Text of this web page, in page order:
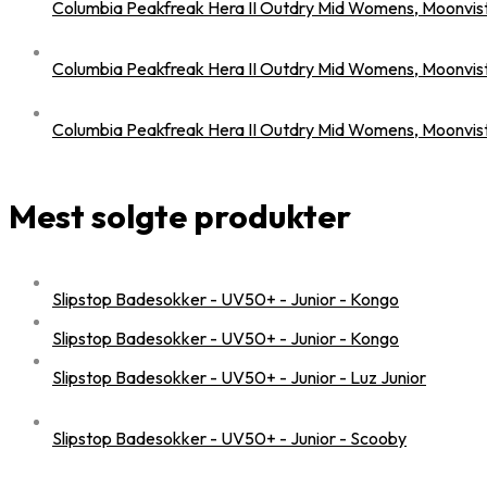
Columbia Peakfreak Hera II Outdry Mid Womens,
Columbia Peakfreak Hera II Outdry Mid Womens,
Columbia Peakfreak Hera II Outdry Mid Womens,
Mest solgte produkter
Slipstop Badesokker - UV50+ - Junior - Kongo
Slipstop Badesokker - UV50+ - Junior - Kongo
Slipstop Badesokker - UV50+ - Junior - Luz Junior
Slipstop Badesokker - UV50+ - Junior - Scooby